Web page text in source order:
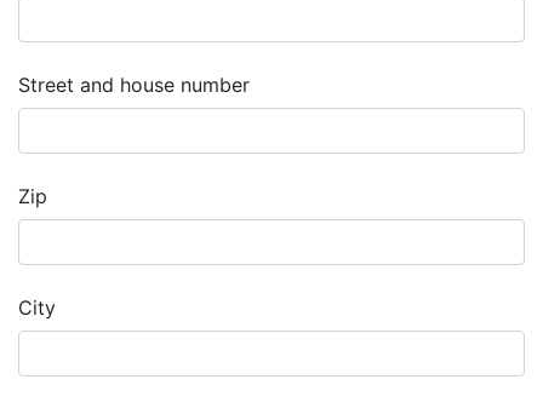
Street and house number
Zip
City